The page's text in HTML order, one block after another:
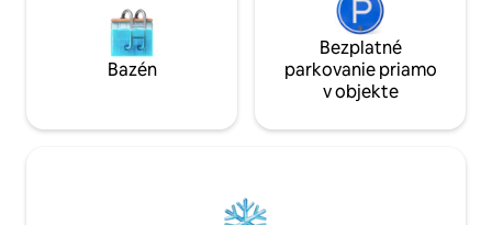
Bazén
Bezplatné
parkovanie priamo
v objekte